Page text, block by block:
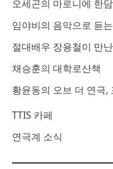
오세곤의 마로니에 한담
임야비의 음악으로 듣
절대배우 장용철이 만
채승훈의 대학로산책
황윤동의 오브 더 연극,
TTIS 카페
연극계 소식